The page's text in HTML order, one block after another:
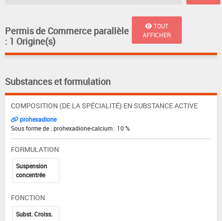
Permis de Commerce parallèle
: 1 Origine(s)
TOUT
AFFICHER
Substances et formulation
COMPOSITION (DE LA SPÉCIALITÉ) EN SUBSTANCE ACTIVE
prohexadione
Sous forme de : prohexadione-calcium : 10 %
FORMULATION
Suspension
concentrée
FONCTION
Subst. Croiss.